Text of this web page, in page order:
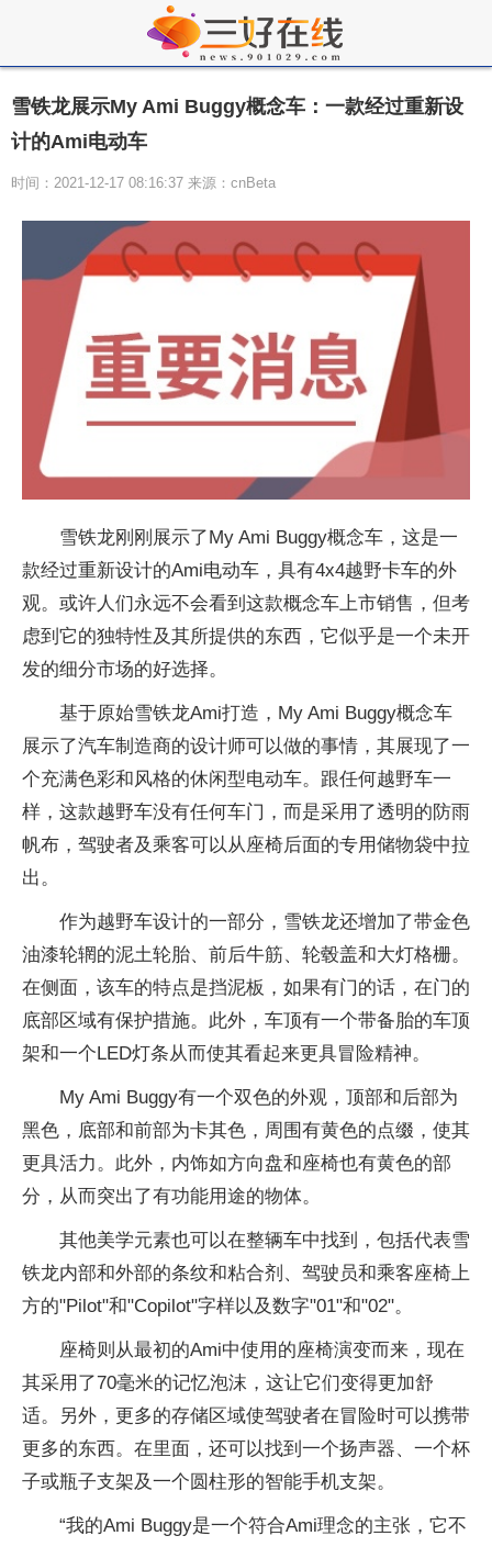
雪铁龙展示My Ami Buggy概念车：一款经过重新设
计的Ami电动车
时间：2021-12-17 08:16:37 来源：cnBeta
雪铁龙刚刚展示了My Ami Buggy概念车，这是一
款经过重新设计的Ami电动车，具有4x4越野卡车的外
观。或许人们永远不会看到这款概念车上市销售，但考
虑到它的独特性及其所提供的东西，它似乎是一个未开
发的细分市场的好选择。
基于原始雪铁龙Ami打造，My Ami Buggy概念车
展示了汽车制造商的设计师可以做的事情，其展现了一
个充满色彩和风格的休闲型电动车。跟任何越野车一
样，这款越野车没有任何车门，而是采用了透明的防雨
帆布，驾驶者及乘客可以从座椅后面的专用储物袋中拉
出。
作为越野车设计的一部分，雪铁龙还增加了带金色
油漆轮辋的泥土轮胎、前后牛筋、轮毂盖和大灯格栅。
在侧面，该车的特点是挡泥板，如果有门的话，在门的
底部区域有保护措施。此外，车顶有一个带备胎的车顶
架和一个LED灯条从而使其看起来更具冒险精神。
My Ami Buggy有一个双色的外观，顶部和后部为
黑色，底部和前部为卡其色，周围有黄色的点缀，使其
更具活力。此外，内饰如方向盘和座椅也有黄色的部
分，从而突出了有功能用途的物体。
其他美学元素也可以在整辆车中找到，包括代表雪
铁龙内部和外部的条纹和粘合剂、驾驶员和乘客座椅上
方的"Pilot"和"Copilot"字样以及数字"01"和"02"。
座椅则从最初的Ami中使用的座椅演变而来，现在
其采用了70毫米的记忆泡沫，这让它们变得更加舒
适。另外，更多的存储区域使驾驶者在冒险时可以携带
更多的东西。在里面，还可以找到一个扬声器、一个杯
子或瓶子支架及一个圆柱形的智能手机支架。
“我的Ami Buggy是一个符合Ami理念的主张，它不